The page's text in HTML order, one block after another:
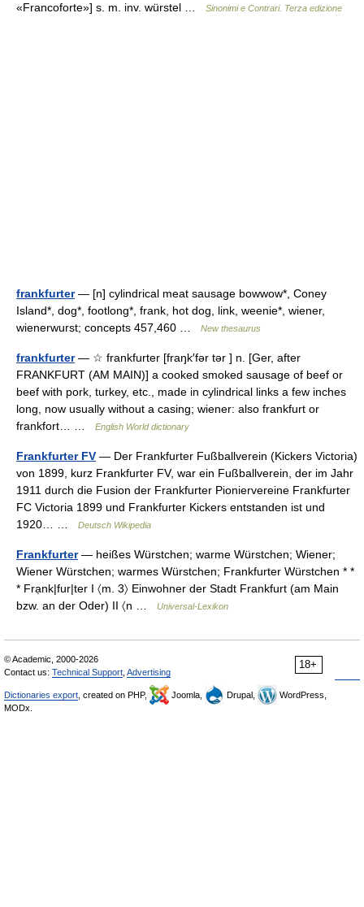
«Francoforte»] s. m. inv. würstel …
Sinonimi e Contrari. Terza edizione
frankfurter— [n] cylindrical meat sausage bowwow*, Coney
Island*, dog*, footlong*, frank, hot dog, link, weenie*, wiener,
wienerwurst; concepts 457,460 …
New thesaurus
frankfurter— ☆ frankfurter [fraŋk′fər tər ] n. [Ger, after
FRANKFURT (AM MAIN)] a cooked smoked sausage of beef or
beef with pork, turkey, etc., made in cylindrical links a few inches
long, now usually without a casing; wiener: also frankfurt or
frankfort… …
English World dictionary
Frankfurter FV — Der Frankfurter Fußballverein (Kickers Victoria)
von 1899, kurz Frankfurter FV, war ein Fußballverein, der im Jahr
1911 durch die Fusion der Frankfurter Pioniervereine Frankfurter
FC Victoria 1899 und Frankfurter Kickers entstanden ist und
1920… …
Deutsch Wikipedia
Frankfurter— heißes Würstchen; warme Würstchen; Wiener;
Wiener Würstchen; warmes Würstchen; Frankfurter Würstchen * *
* Frạnk|fur|ter I 〈m. 3〉 Einwohner der Stadt Frankfurt (am Main
bzw. an der Oder) II 〈n …
Universal-Lexikon
18+
© Academic, 2000-2026
Contact us: Technical Support Advertising
Dictionaries export , created on PHP, Joomla, Drupal,
WordPress,
MODx.